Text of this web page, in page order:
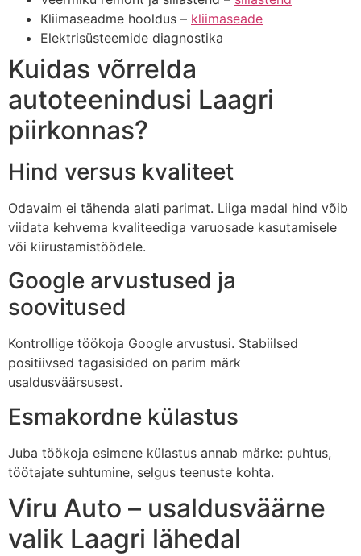
Kliimaseadme hooldus – kliimaseade
Elektrisüsteemide diagnostika
Kuidas võrrelda
autoteenindusi Laagri
piirkonnas?
Hind versus kvaliteet
Odavaim ei tähenda alati parimat. Liiga madal hind võib
viidata kehvema kvaliteediga varuosade kasutamisele
või kiirustamistöödele.
Google arvustused ja
soovitused
Kontrollige töökoja Google arvustusi. Stabiilsed
positiivsed tagasisided on parim märk
usaldusväärsusest.
Esmakordne külastus
Juba töökoja esimene külastus annab märke: puhtus,
töötajate suhtumine, selgus teenuste kohta.
Viru Auto – usaldusväärne
valik Laagri lähedal